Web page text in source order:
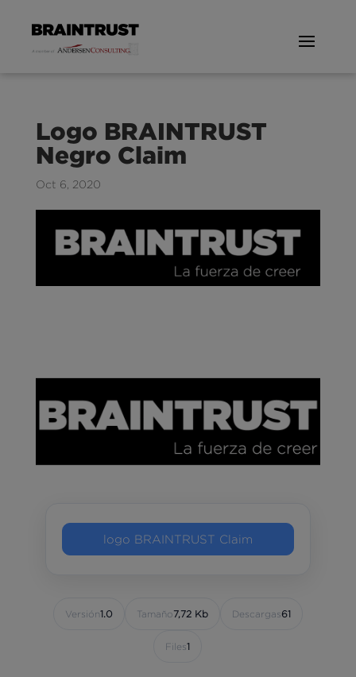
Logo BRAINTRUST
Negro Claim
Oct 6, 2020
logo BRAINTRUST Claim
Versión1.0 Tamaño7,72 Kb Descargas61
Files1